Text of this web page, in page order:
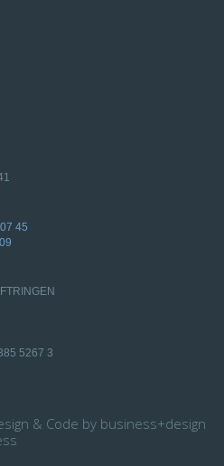
45
5267 3
& Code by business+design